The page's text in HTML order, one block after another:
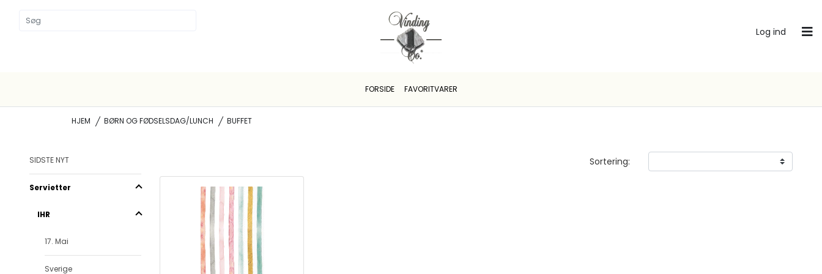
Log ind
FORSIDE FAVORITVARER
HJEM BØRN OG FØDSELSDAG/LUNCH BUFFET
SIDSTE NYT
Servietter
IHR
17. Mai
Sverige
Sortering: